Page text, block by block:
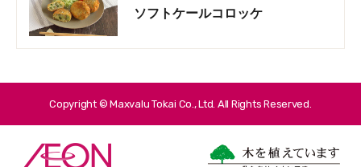
ソフトケールコロッケ
Copyright © Maxvalu Tokai Co., Ltd. All Rights Reserved.